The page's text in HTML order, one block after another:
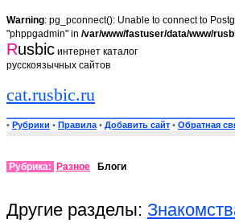
Warning: pg_pconnect(): Unable to connect to
"phppgadmin" in /var/www/fastuser/data/www/
Rusbic интернет каталог
русскоязычных сайтов
cat.rusbic.ru
• Рубрики • Правила • Добавить сайт • Обратная
Рубрика: Разное Блоги
Другие разделы: